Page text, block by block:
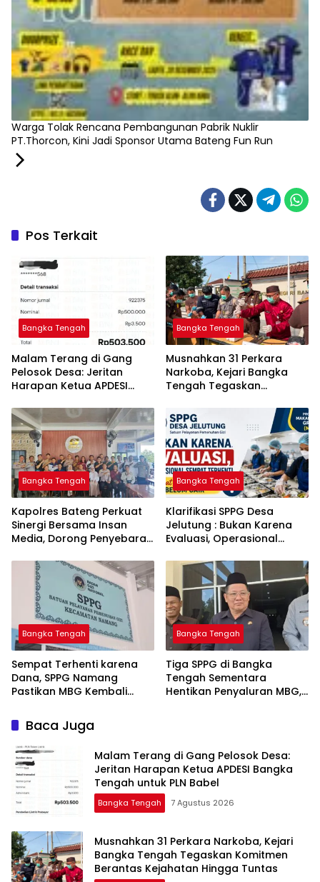
‎Warga Tolak Rencana Pembangunan Pabrik Nuklir
PT.Thorcon, Kini Jadi Sponsor Utama Bateng Fun Run
Pos Terkait
Bangka Tengah
Malam Terang di Gang
Pelosok Desa: Jeritan
Harapan Ketua APDESI
Babel
Bangka Tengah
Musnahkan 31 Perkara
Narkoba, Kejari Bangka
Tengah Tegaskan
Kejahatan Hingga Tuntas
Bangka Tengah
‎Kapolres Bateng Perkuat
Sinergi Bersama Insan
Media, Dorong Penyebaran
Layanan Polri 110
Bangka Tengah
‎Klarifikasi SPPG Desa
Jelutung : Bukan Karena
Evaluasi, Operasional
Dana Banper Belum Cair
Bangka Tengah
‎Sempat Terhenti karena
Dana, SPPG Namang
Pastikan MBG Kembali
Bangka Tengah
‎Tiga SPPG di Bangka
Tengah Sementara
Hentikan Penyaluran MBG,
Baca Juga
Malam Terang di Gang Pelosok Desa:
Jeritan Harapan Ketua APDESI Bangka
Tengah untuk PLN Babel
Bangka Tengah 7 Agustus 2026
Musnahkan 31 Perkara Narkoba, Kejari
Bangka Tengah Tegaskan Komitmen
Berantas Kejahatan Hingga Tuntas